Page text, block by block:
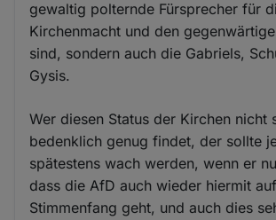
gewaltig polternde Fürsprecher für
Kirchenmacht und den
sind, sondern auch die Gabriels,
Gysis.
Wer diesen Status der Kirchen nicht
bedenklich genug findet, der sollte
spätestens wach werden, wenn er
dass die AfD auch wieder hiermit auf
Stimmenfang geht, und auch dies